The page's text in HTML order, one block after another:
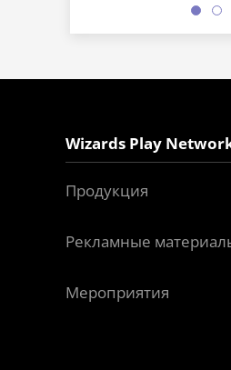
Wizards Play
Продукция
Рекламные
Мероприятия